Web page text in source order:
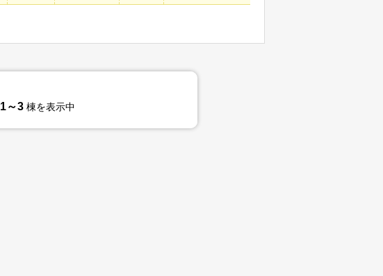
1～3 棟を表示中